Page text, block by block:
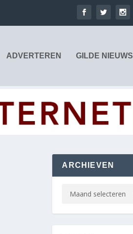
ADVERTEREN GILDE NIEUWS
ARCHIEVEN